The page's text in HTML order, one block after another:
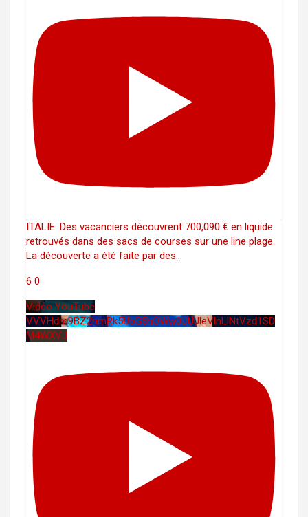
ITALIE: Des vacanciers découvrent 700,090 € en liquide
retrouvés dans des sacs de courses sur une line plage.
La découverte a été faite par des...
6 0
Vidéo YouTube
VVVHdm9BZ2hmRk5UbG5hOWw0UUJleVlnLlNtVzd1SD
M4WXVJ